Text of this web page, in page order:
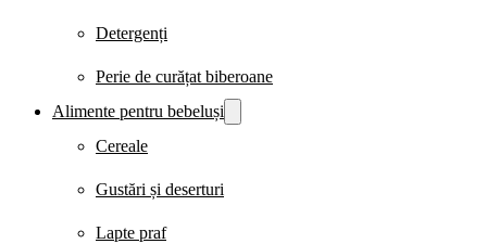
Detergenți
Perie de curățat biberoane
Alimente pentru bebeluși
Cereale
Gustări și deserturi
Lapte praf